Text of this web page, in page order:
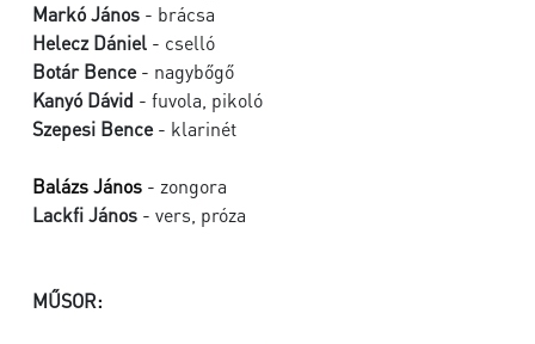
Markó János - brácsa
Helecz Dániel - cselló
Botár Bence- nagybőgő
Kanyó Dávid - fuvola, pikoló
Szepesi Bence- klarinét
Balázs János - zongora
Lackfi János - vers, próza
MŰSOR: